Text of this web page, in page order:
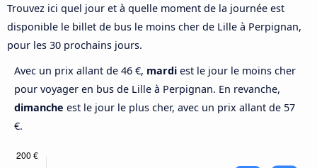
Trouvez ici quel jour et à quelle moment de la journée est
disponible le billet de bus le moins cher de Lille à Perpignan,
pour les 30 prochains jours.
Avec un prix allant de 46 €, mardi est le jour le moins cher
pour voyager en bus de Lille à Perpignan. En revanche,
dimanche est le jour le plus cher, avec un prix allant de 57
€.